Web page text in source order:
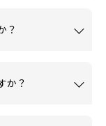
？
か？